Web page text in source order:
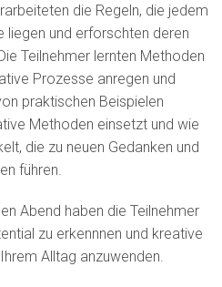
die Regeln, die jedem
liegen und erforschten deren
Teilnehmer lernten Methoden
Prozesse anregen und
praktischen Beispielen
Methoden einsetzt und wie
die zu neuen Gedanken und
führen.
Abend haben die Teilnehmer
zu erkennnen und kreative
Alltag anzuwenden.